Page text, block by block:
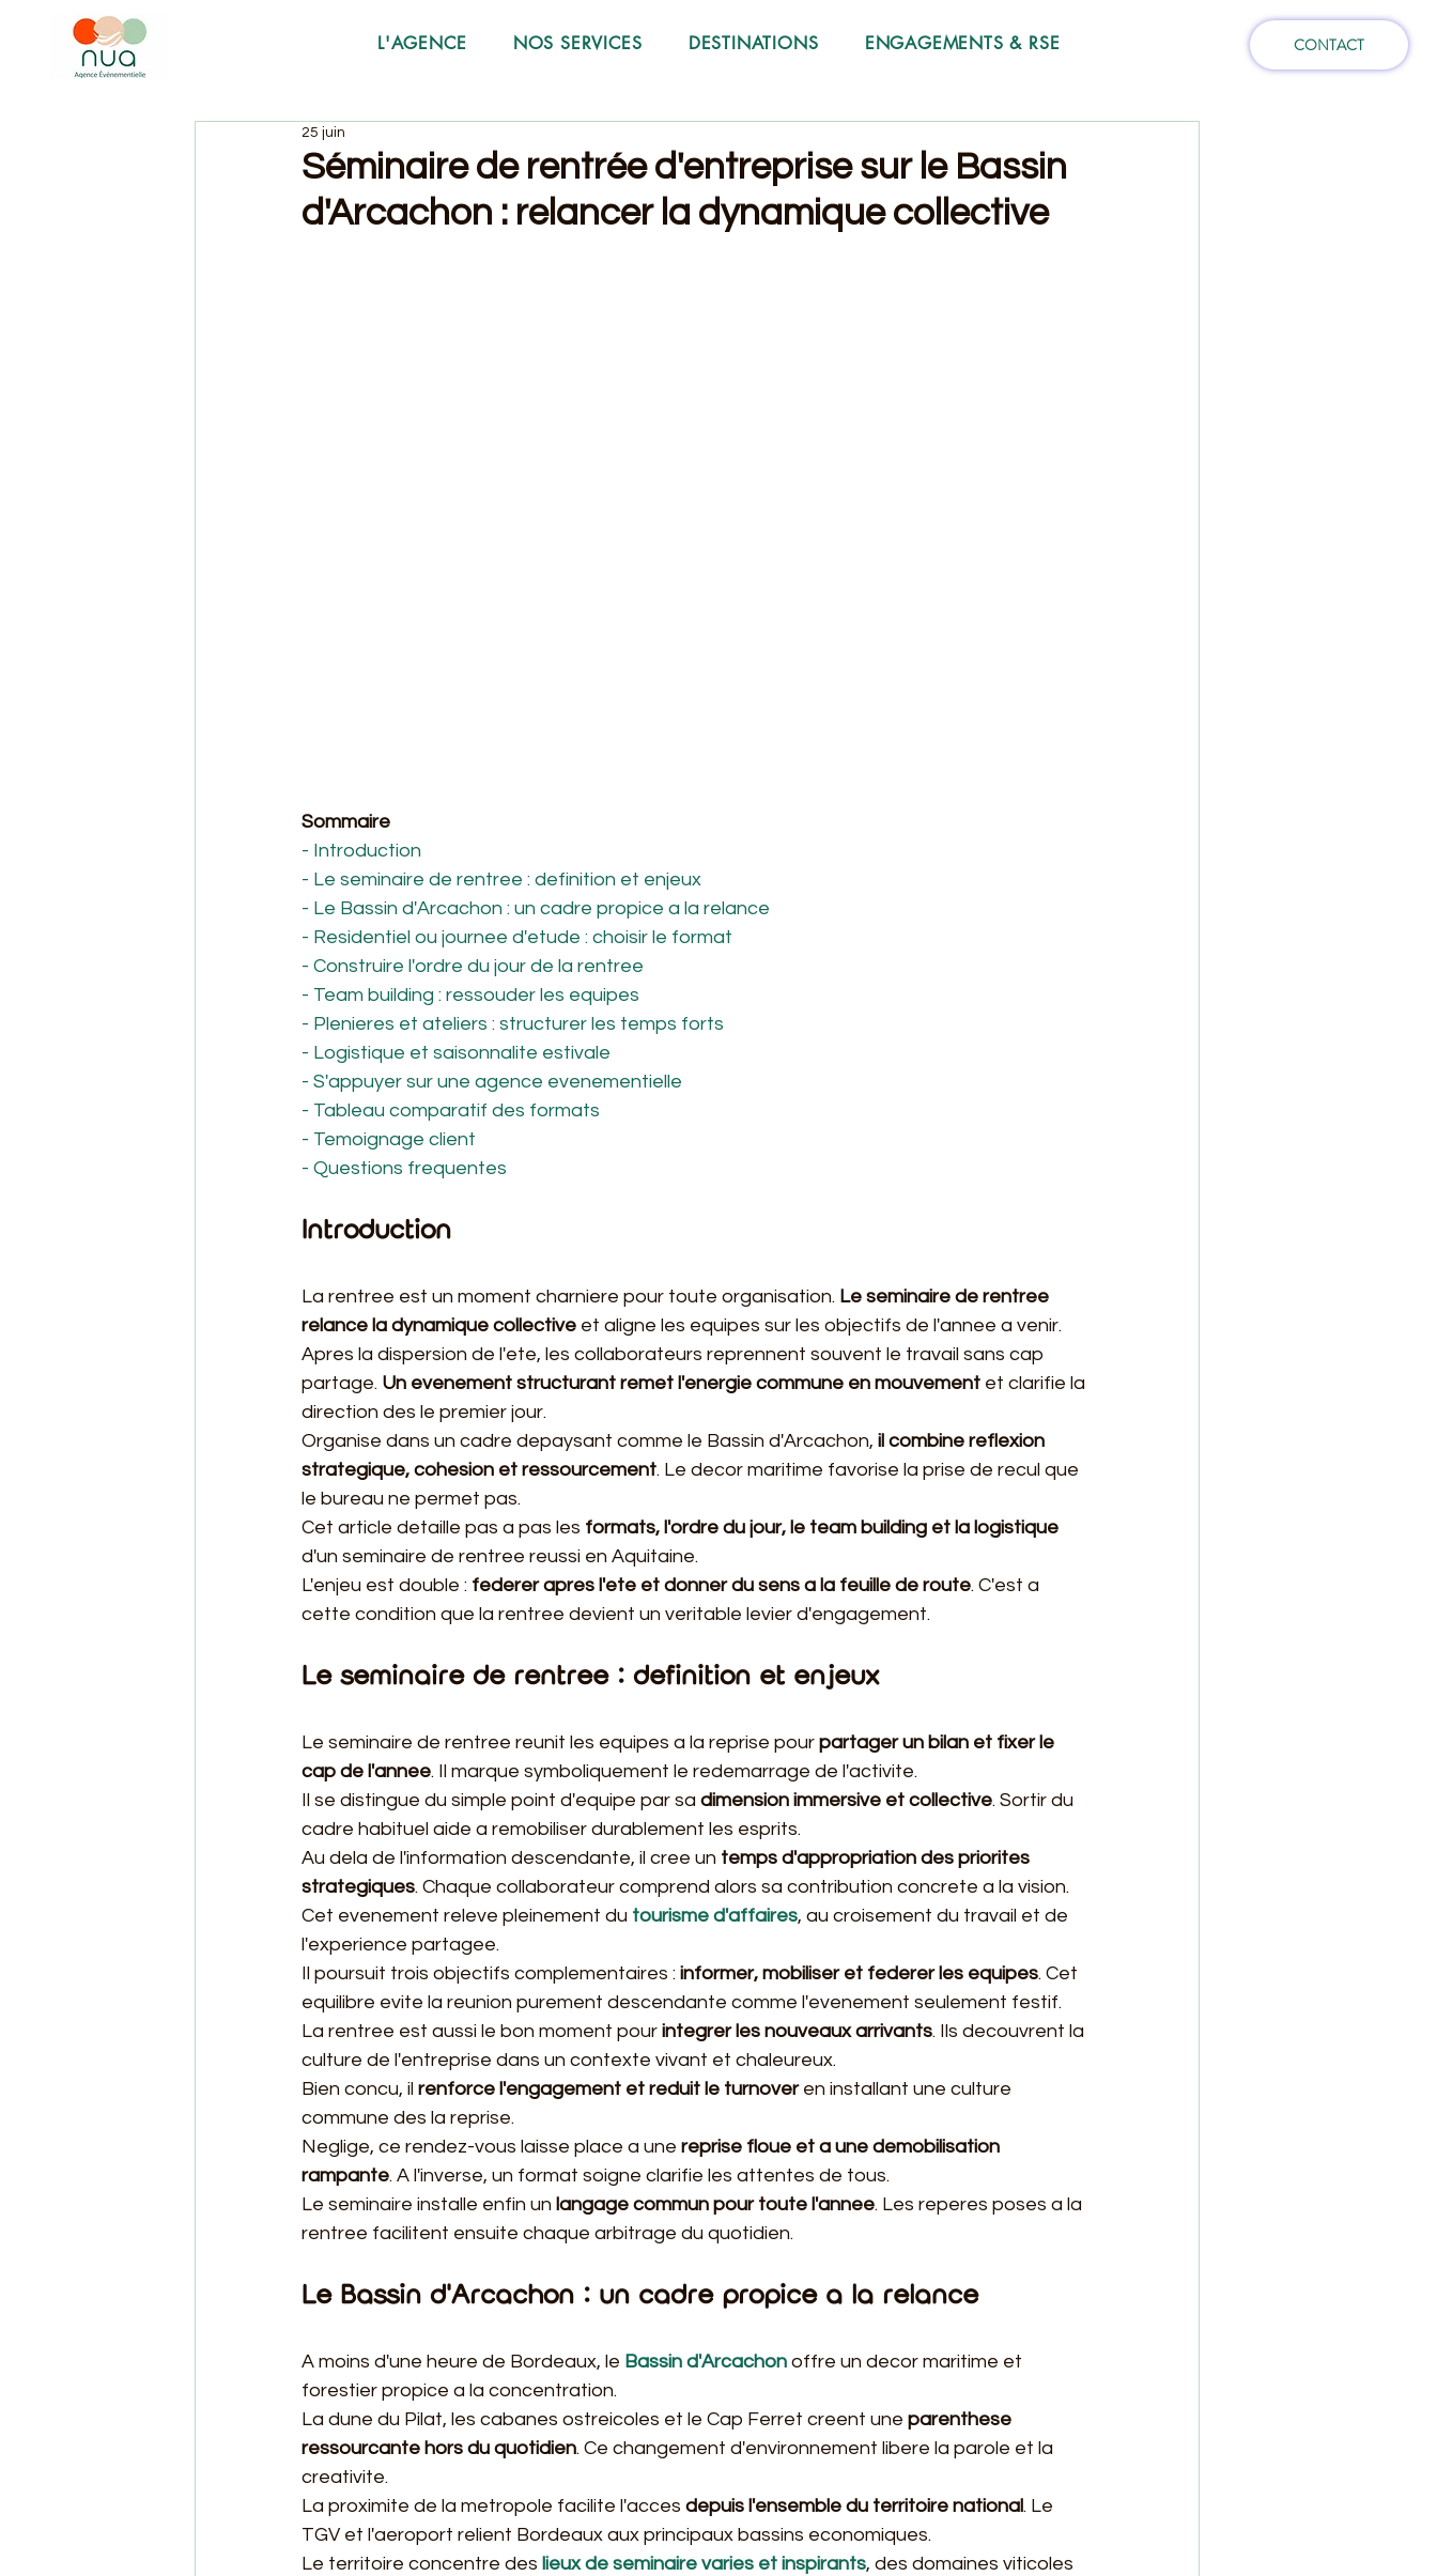
L'AGENCE NOS SERVICES DESTINATIONS ENGAGEMENTS & RSE CONTACT
Séminaire de rentrée d'entreprise sur le Bassin
d'Arcachon : relancer la dynamique collective
25 juin
Sommaire
- Introduction
- Le seminaire de rentree : definition et enjeux
- Le Bassin d'Arcachon : un cadre propice a la relance
- Residentiel ou journee d'etude : choisir le format
- Construire l'ordre du jour de la rentree
- Team building : ressouder les equipes
- Plenieres et ateliers : structurer les temps forts
- Logistique et saisonnalite estivale
- S'appuyer sur une agence evenementielle
- Tableau comparatif des formats
- Temoignage client
- Questions frequentes
Introduction
La rentree est un moment charniere pour toute organisation. Le seminaire de rentree
relance la dynamique collective et aligne les equipes sur les objectifs de l'annee a venir.
Apres la dispersion de l'ete, les collaborateurs reprennent souvent le travail sans cap
partage. Un evenement structurant remet l'energie commune en mouvement et clarifie la
direction des le premier jour.
Organise dans un cadre depaysant comme le Bassin d'Arcachon, il combine reflexion
strategique, cohesion et ressourcement. Le decor maritime favorise la prise de recul que
le bureau ne permet pas.
Cet article detaille pas a pas les formats, l'ordre du jour, le team building et la logistique
d'un seminaire de rentree reussi en Aquitaine.
L'enjeu est double : federer apres l'ete et donner du sens a la feuille de route. C'est a
cette condition que la rentree devient un veritable levier d'engagement.
Le seminaire de rentree : definition et enjeux
Le seminaire de rentree reunit les equipes a la reprise pour partager un bilan et fixer le
cap de l'annee. Il marque symboliquement le redemarrage de l'activite.
Il se distingue du simple point d'equipe par sa dimension immersive et collective. Sortir du
cadre habituel aide a remobiliser durablement les esprits.
Au dela de l'information descendante, il cree un temps d'appropriation des priorites
strategiques. Chaque collaborateur comprend alors sa contribution concrete a la vision.
Cet evenement releve pleinement du tourisme d'affaires, au croisement du travail et de
l'experience partagee.
Il poursuit trois objectifs complementaires : informer, mobiliser et federer les equipes. Cet
equilibre evite la reunion purement descendante comme l'evenement seulement festif.
La rentree est aussi le bon moment pour integrer les nouveaux arrivants. Ils decouvrent la
culture de l'entreprise dans un contexte vivant et chaleureux.
Bien concu, il renforce l'engagement et reduit le turnover en installant une culture
commune des la reprise.
Neglige, ce rendez-vous laisse place a une reprise floue et a une demobilisation
rampante. A l'inverse, un format soigne clarifie les attentes de tous.
Le seminaire installe enfin un langage commun pour toute l'annee. Les reperes poses a la
rentree facilitent ensuite chaque arbitrage du quotidien.
Le Bassin d'Arcachon : un cadre propice a la relance
A moins d'une heure de Bordeaux, le Bassin d'Arcachon offre un decor maritime et
forestier propice a la concentration.
La dune du Pilat, les cabanes ostreicoles et le Cap Ferret creent une parenthese
ressourcante hors du quotidien. Ce changement d'environnement libere la parole et la
creativite.
La proximite de la metropole facilite l'acces depuis l'ensemble du territoire national. Le
TGV et l'aeroport relient Bordeaux aux principaux bassins economiques.
Le territoire concentre des lieux de seminaire varies et inspirants, des domaines viticoles